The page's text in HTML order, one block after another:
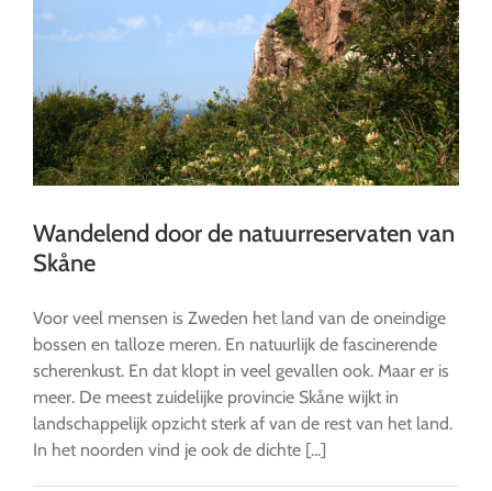
Wandelend door de natuurreservaten van
Skåne
Voor veel mensen is Zweden het land van de oneindige
bossen en talloze meren. En natuurlijk de fascinerende
scherenkust. En dat klopt in veel gevallen ook. Maar er is
meer. De meest zuidelijke provincie Skåne wijkt in
landschappelijk opzicht sterk af van de rest van het land.
In het noorden vind je ook de dichte [...]